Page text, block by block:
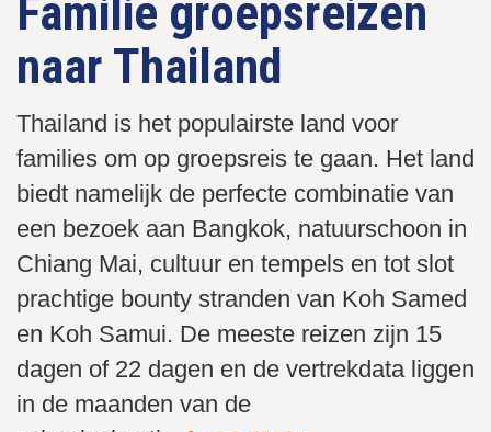
Familie groepsreizen
naar Thailand
Thailand is het populairste land voor
families om op groepsreis te gaan. Het land
biedt namelijk de perfecte combinatie van
een bezoek aan Bangkok, natuurschoon in
Chiang Mai, cultuur en tempels en tot slot
prachtige bounty stranden van Koh Samed
en Koh Samui. De meeste reizen zijn 15
dagen of 22 dagen en de vertrekdata liggen
in de maanden van de